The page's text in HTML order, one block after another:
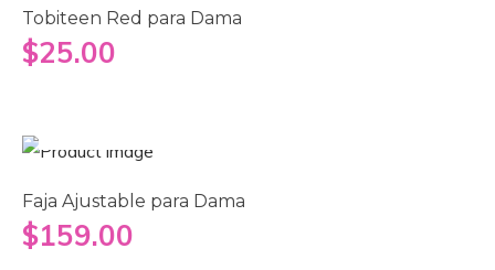
Tobiteen Red para Dama
$25.00
Faja Ajustable para Dama
$159.00